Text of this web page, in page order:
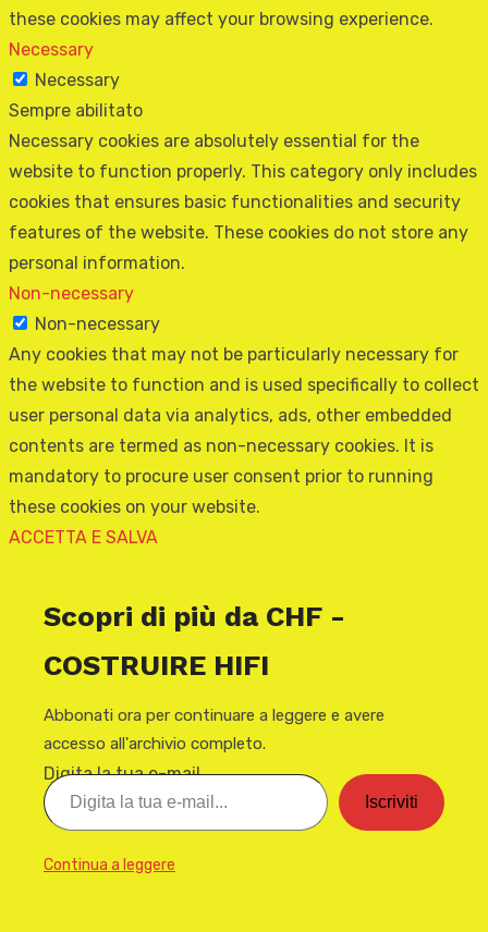
these cookies may affect your browsing experience.
Necessary
Necessary
Sempre abilitato
Necessary cookies are absolutely essential for the
website to function properly. This category only includes
cookies that ensures basic functionalities and security
features of the website. These cookies do not store any
personal information.
Non-necessary
Non-necessary
Any cookies that may not be particularly necessary for
the website to function and is used specifically to collect
user personal data via analytics, ads, other embedded
contents are termed as non-necessary cookies. It is
mandatory to procure user consent prior to running
these cookies on your website.
ACCETTA E SALVA
Scopri di più da CHF -
COSTRUIRE HIFI
Abbonati ora per continuare a leggere e avere
accesso all'archivio completo.
Digita la tua e-mail...
Iscriviti
Continua a leggere